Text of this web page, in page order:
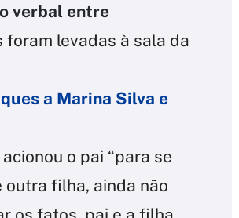
verbal entre
foram levadas à sala da
a Marina Silva e
o pai “para se
outra filha, ainda não
os fatos, pai e a filha